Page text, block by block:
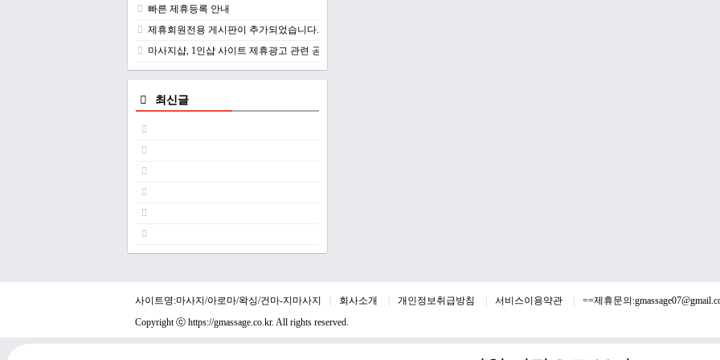
빠른 제휴등록 안내
제휴회원전용 게시판이 추가되었습니다.
마사지샵, 1인샵 사이트 제휴광고 관련 공지
최신글
사이트명:마사지/아로마/왁싱/건마-지마사지 회사소개 개인정보취급방침 서비스이용약관 ==제휴문의:
Copyright ⓒ https://gmassage.co.kr. All rights reserved.